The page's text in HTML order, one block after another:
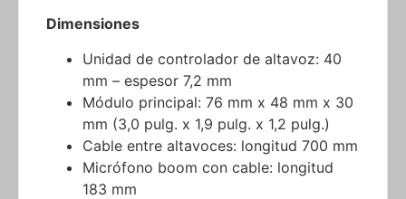
Dimensiones
Unidad de controlador de altavoz: 40
mm – espesor 7,2 mm
Módulo principal: 76 mm x 48 mm x 30
mm (3,0 pulg. x 1,9 pulg. x 1,2 pulg.)
Cable entre altavoces: longitud 700 mm
Micrófono boom con cable: longitud
183 mm